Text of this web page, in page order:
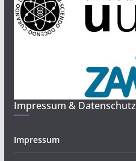
Impressum & Datenschutz
Impressum